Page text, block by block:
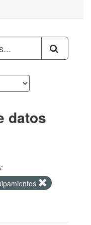
datos